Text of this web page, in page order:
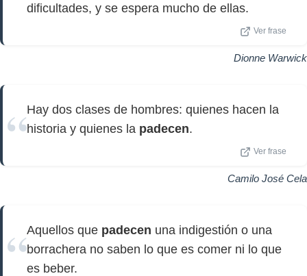
dificultades, y se espera mucho de ellas.
Ver frase
Dionne Warwick
Hay dos clases de hombres: quienes hacen la
historia y quienes la padecen.
Ver frase
Camilo José Cela
Aquellos que padecen una indigestión o una
borrachera no saben lo que es comer ni lo que
es beber.